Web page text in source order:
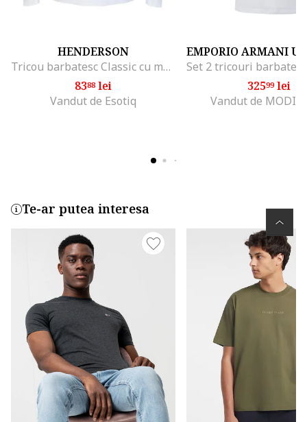
HENDERSON
Tricou barbatesc Classic cu maneca lunga alb,
8388 lei
Vandut de Esotiq
32599lei
Vandut de
Te-ar putea interesa